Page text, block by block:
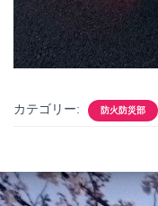
カテゴリー: 防火防災部